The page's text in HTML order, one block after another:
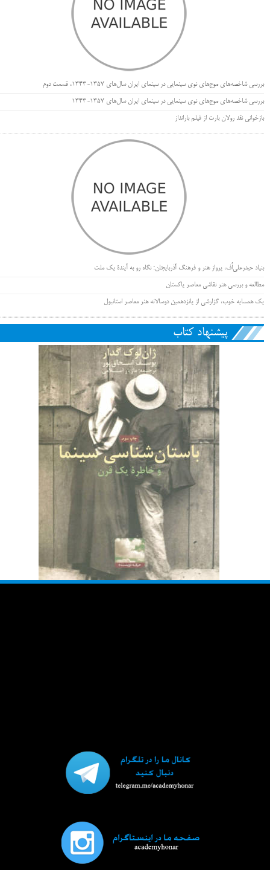
بررسی شاخصه‌های موج‌های نوی سینمایی در سینمای ایران سال‌های 1357-1343، قسمت دوم
بررسی شاخصه‌های موج‌های نوی سینمایی در سینمای ایران سال‌های 1357-1343
بازخوانی نقد رولان بارت از فیلم بارانداز
بنیاد حیدرعلی‌اُف، پرواز هنر و فرهنگ آذربایجان؛ نگاه رو به آیندۀ یک ملت
مطالعه و بررسی هنر نقاشی معاصر پاکستان
یک همسایه خوب، گزارشی از پانزدهمین دوسالانه هنر معاصر استانبول
پیشنهاد کتاب